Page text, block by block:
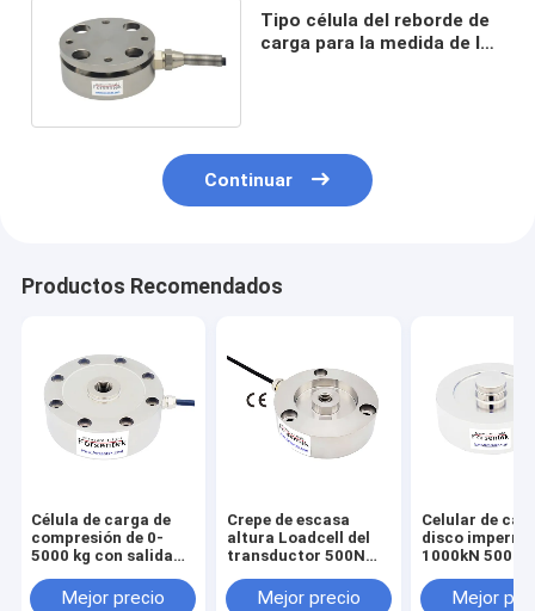
Tipo célula del reborde de
carga para la medida de la
Continuar
Productos Recomendados
Célula de carga de
compresión de 0-
5000 kg con salida
20mAMejor precio
Crepe de escasa
altura Loadcell del
transductor 500N
fuerza de
Mejor precio
Celular de
disco
1000kN 500kN
50kN Sensor
Mejor